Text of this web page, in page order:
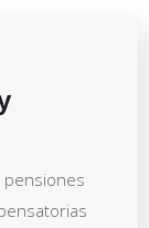
pensiones